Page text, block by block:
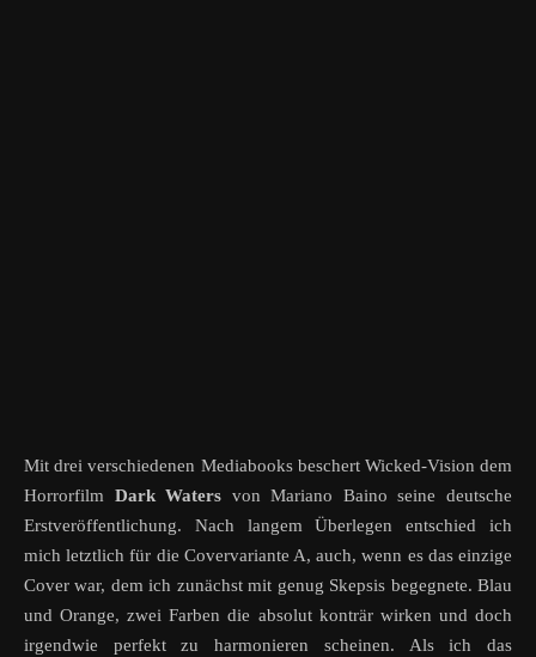
Mit drei verschiedenen Mediabooks beschert Wicked-Vision dem
Horrorfilm Dark Waters von Mariano Baino seine deutsche
Erstveröffentlichung. Nach langem Überlegen entschied ich
mich letztlich für die Covervariante A, auch, wenn es das einzige
Cover war, dem ich zunächst mit genug Skepsis begegnete. Blau
und Orange, zwei Farben die absolut konträr wirken und doch
irgendwie perfekt zu harmonieren scheinen. Als ich das